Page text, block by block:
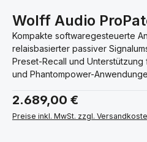
Wolff Audio
Kompakte softwaregesteuerte
relaisbasierter passiver
Preset-Recall und Unterstützung
und Phantompower-
Regulärer Preis:
2.689,00 €
Preise inkl. MwSt. zzgl.